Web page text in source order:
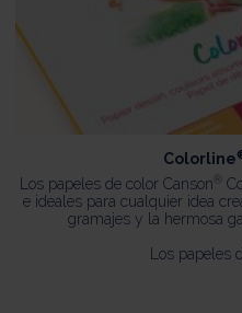
Colorline
Los papeles de color Canson ®
e ideales para cualquier idea
gramajes y la hermosa
Los papeles